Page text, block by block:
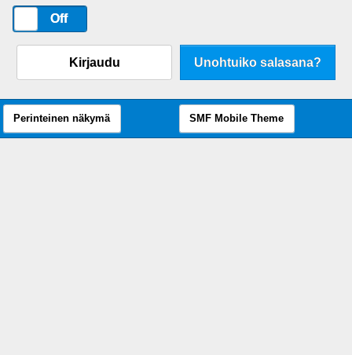
Off
Kirjaudu Unohtuiko salasana?
Perinteinen näkymä SMF Mobile Theme